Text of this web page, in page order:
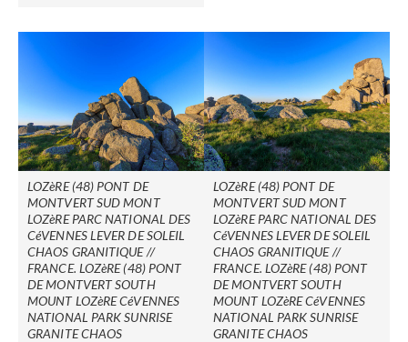
LOZèRE (48) PONT DE
MONTVERT SUD MONT
LOZèRE PARC NATIONAL DES
CéVENNES LEVER DE SOLEIL
CHAOS GRANITIQUE //
FRANCE. LOZèRE (48) PONT
DE MONTVERT SOUTH
MOUNT LOZèRE CéVENNES
NATIONAL PARK SUNRISE
GRANITE CHAOS
LOZèRE (48) PONT DE
MONTVERT SUD MONT
LOZèRE PARC NATIONAL DES
CéVENNES LEVER DE SOLEIL
CHAOS GRANITIQUE //
FRANCE. LOZèRE (48) PONT
DE MONTVERT SOUTH
MOUNT LOZèRE CéVENNES
NATIONAL PARK SUNRISE
GRANITE CHAOS